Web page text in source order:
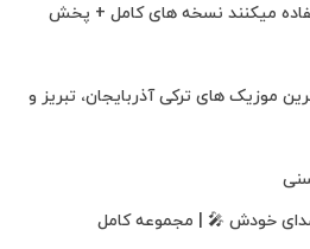
میکنند نسخه های کامل + پخش
موزیک‌ های ترکی آذربایجان، تبریز و
صدای خودش 🎤 | مجموعه کامل